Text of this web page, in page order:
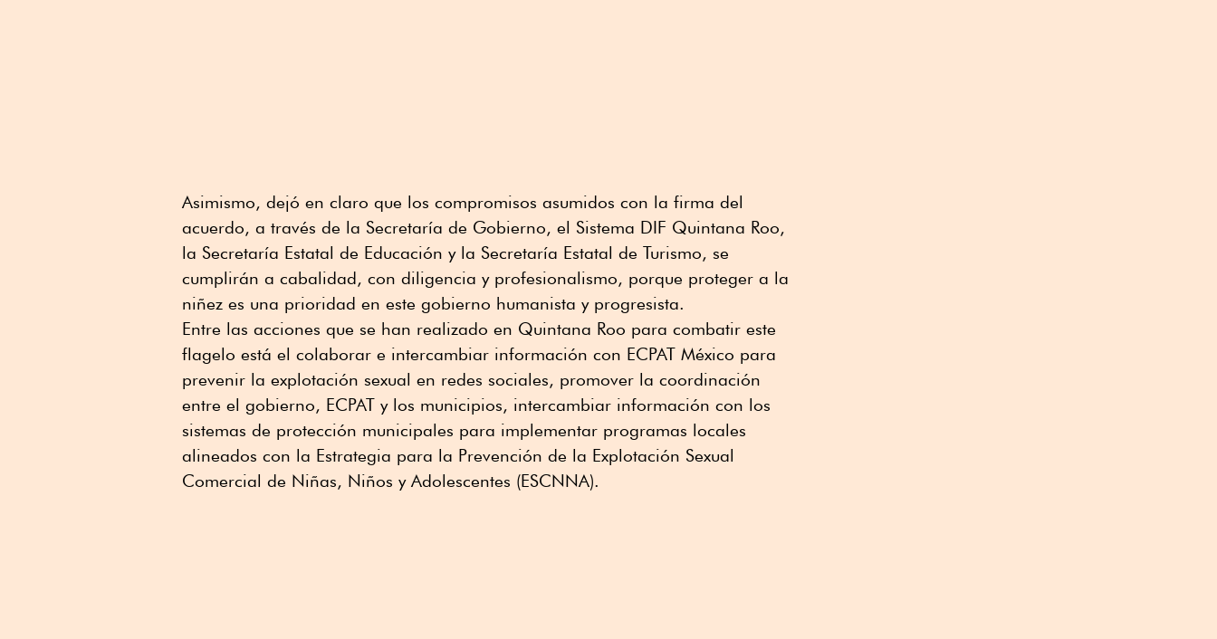
Asimismo, dejó en claro que los compromisos asumidos con la firma del
acuerdo, a través de la Secretaría de Gobierno, el Sistema DIF Quintana Roo,
la Secretaría Estatal de Educación y la Secretaría Estatal de Turismo, se
cumplirán a cabalidad, con diligencia y profesionalismo, porque proteger a la
niñez es una prioridad en este gobierno humanista y progresista.
Entre las acciones que se han realizado en Quintana Roo para combatir este
flagelo está el colaborar e intercambiar información con ECPAT México para
prevenir la explotación sexual en redes sociales, promover la coordinación
entre el gobierno, ECPAT y los municipios, intercambiar información con los
sistemas de protección municipales para implementar programas locales
alineados con la Estrategia para la Prevención de la Explotación Sexual
Comercial de Niñas, Niños y Adolescentes (ESCNNA).